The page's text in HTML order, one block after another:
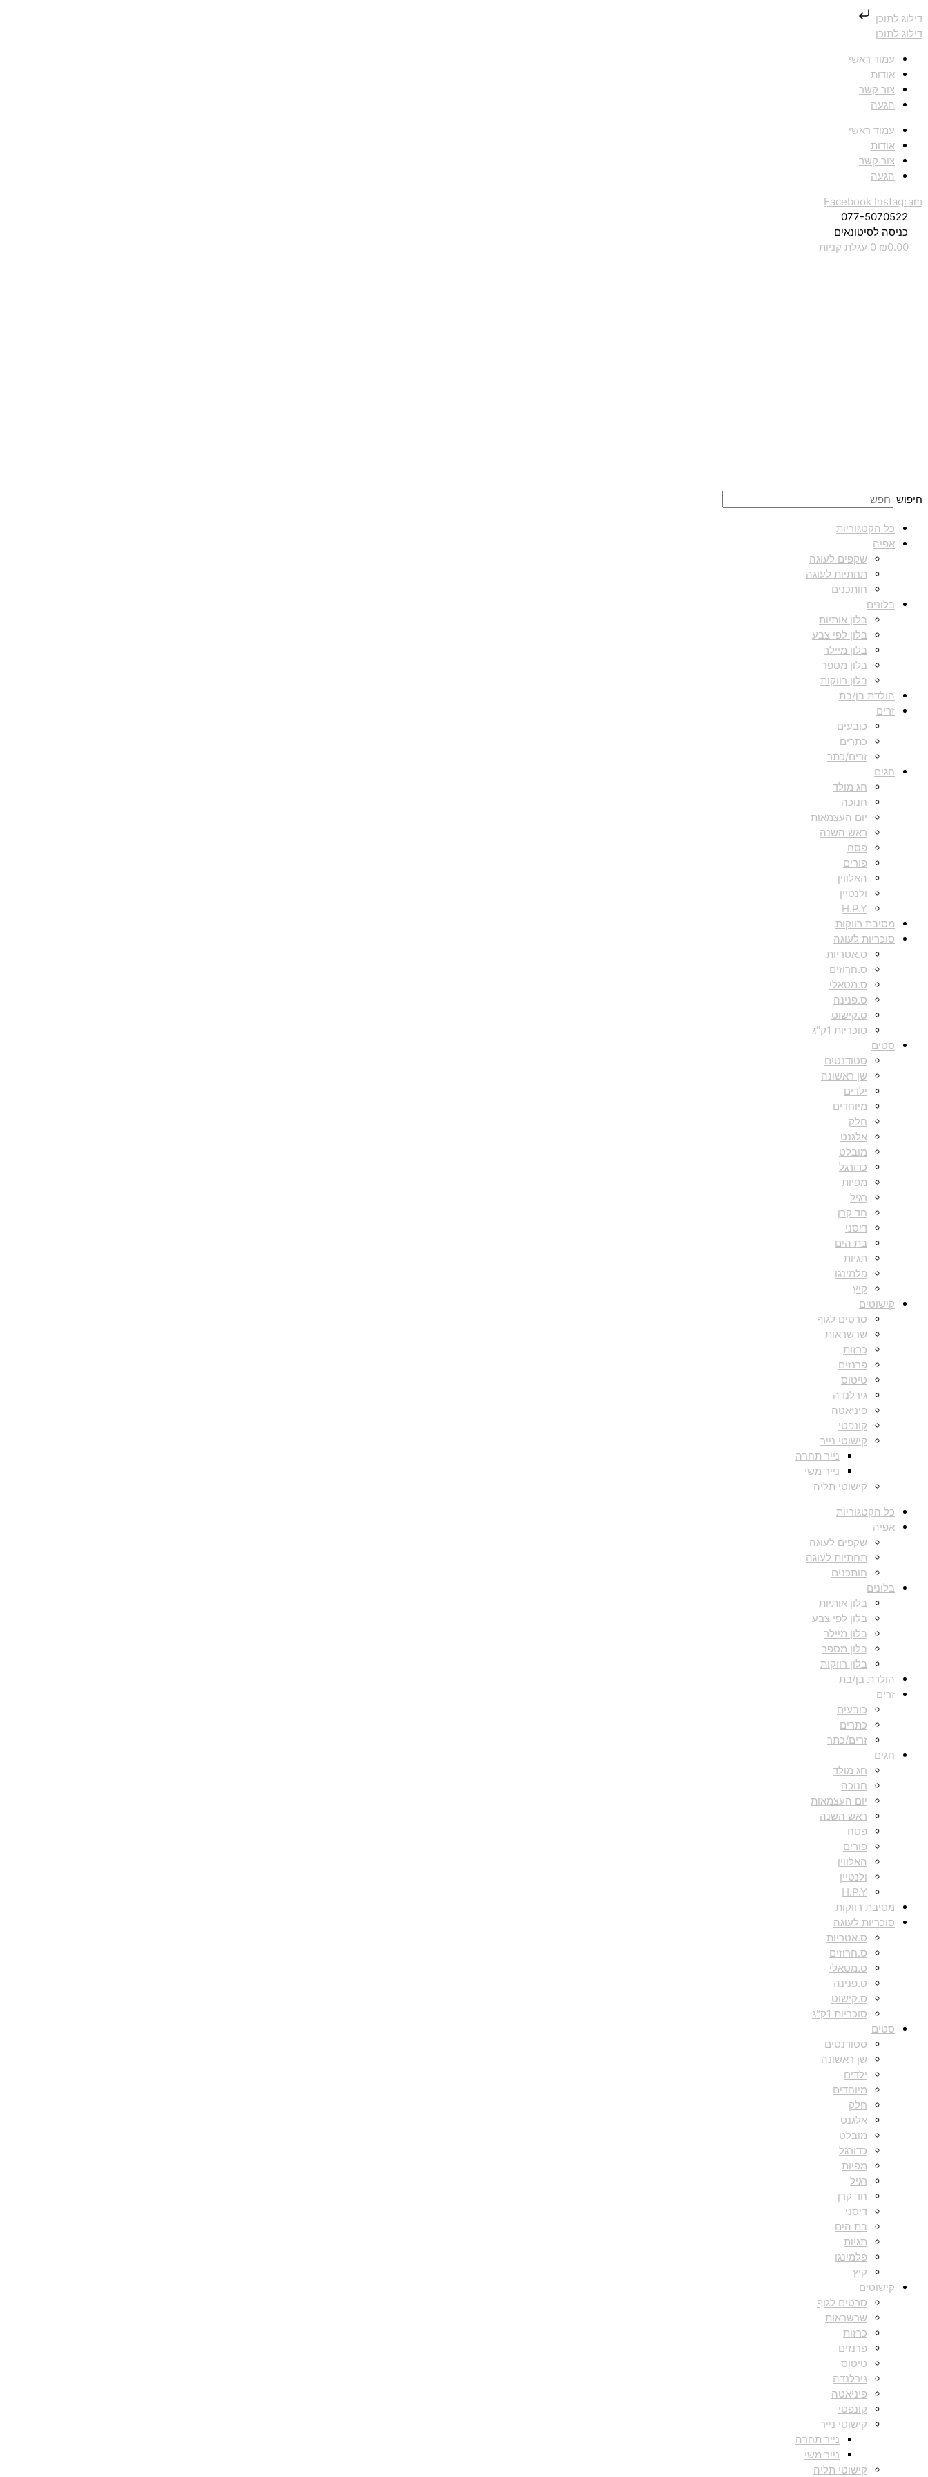
דילוג לתוכן
דילוג לתוכן
עמוד ראשי
אודות
צור קשר
הגעה
עמוד ראשי
אודות
צור קשר
הגעה
Facebook Instagram
077-5070522
כניסה לסיטונאים
₪0.00
0 עגלת קניות
חיפוש
כל הקטגוריות
אפיה
שקפים לעוגה
תחתיות לעוגה
חותכנים
בלונים
בלון אותיות
בלון לפי צבע
בלון מיילר
בלון מספר
בלון רווקות
הולדת בן/בת
זרים
כובעים
כתרים
זרים/כתר
חגים
חג מולד
חנוכה
יום העצמאות
ראש השנה
פסח
פורים
האלווין
ולנטיין
H.P.Y
מסיבת רווקות
סוכריות לעוגה
ס.אטריות
ס.חרוזים
ס.מטאלי
ס.פנינה
ס.קישוט
סוכריות 1ק"ג
סטים
סטודנטים
שן ראשונה
ילדים
מיוחדים
חלק
אלגנט
מובלט
כדורגל
מפיות
רגיל
חד קרן
דיסני
בת הים
תגיות
פלמינגו
קיץ
קישוטים
סרטים לגוף
שרשראות
כרזות
פרנזים
טיטוס
גירלנדה
פיניאטה
קונפטי
קישוטי נייר
נייר תחרה
נייר משי
קישוטי תליה
כל הקטגוריות
אפיה
שקפים לעוגה
תחתיות לעוגה
חותכנים
בלונים
בלון אותיות
בלון לפי צבע
בלון מיילר
בלון מספר
בלון רווקות
הולדת בן/בת
זרים
כובעים
כתרים
זרים/כתר
חגים
חג מולד
חנוכה
יום העצמאות
ראש השנה
פסח
פורים
האלווין
ולנטיין
H.P.Y
מסיבת רווקות
סוכריות לעוגה
ס.אטריות
ס.חרוזים
ס.מטאלי
ס.פנינה
ס.קישוט
סוכריות 1ק"ג
סטים
סטודנטים
שן ראשונה
ילדים
מיוחדים
חלק
אלגנט
מובלט
כדורגל
מפיות
רגיל
חד קרן
דיסני
בת הים
תגיות
פלמינגו
קיץ
קישוטים
סרטים לגוף
שרשראות
כרזות
פרנזים
טיטוס
גירלנדה
פיניאטה
קונפטי
קישוטי נייר
נייר תחרה
נייר משי
קישוטי תליה